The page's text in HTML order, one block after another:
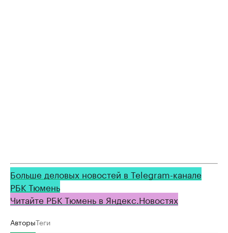
Больше деловых новостей в Telegram-канале
РБК Тюмень
Читайте РБК Тюмень в Яндекс.Новостях
АвторыТеги